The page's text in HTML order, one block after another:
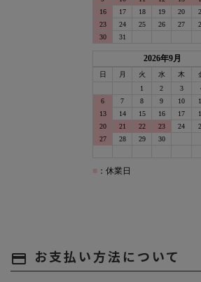
payment お支払い方法について